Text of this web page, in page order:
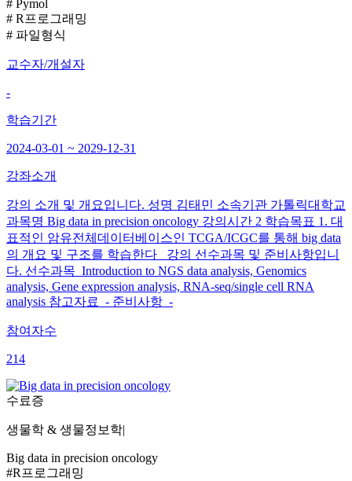
# Pymol
# R프로그래밍
# 파일형식
교수자/개설자
-
학습기간
2024-03-01 ~ 2029-12-31
강좌소개
강의 소개 및 개요입니다. 성명 김태민 소속기관 가톨릭대학교
과목명 Big data in precision oncology 강의시간 2 학습목표 1. 대
표적인 암유전체데이터베이스인 TCGA/ICGC를 통해 big data
의 개요 및 구조를 학습한다 강의 선수과목 및 준비사항입니
다. 선수과목 Introduction to NGS data analysis, Genomics
analysis, Gene expression analysis, RNA-seq/single cell RNA
analysis 참고자료 - 준비사항 -
참여자수
214
수료증
생물학 & 생물정보학|
Big data in precision oncology
#R프로그래밍